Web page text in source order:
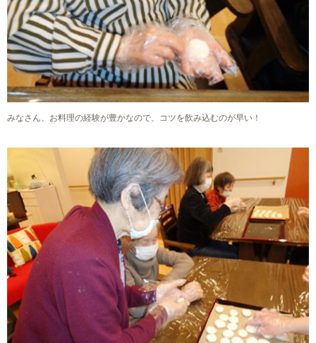
みなさん、お料理の経験が豊かなので、コツを飲み込むのが早い！